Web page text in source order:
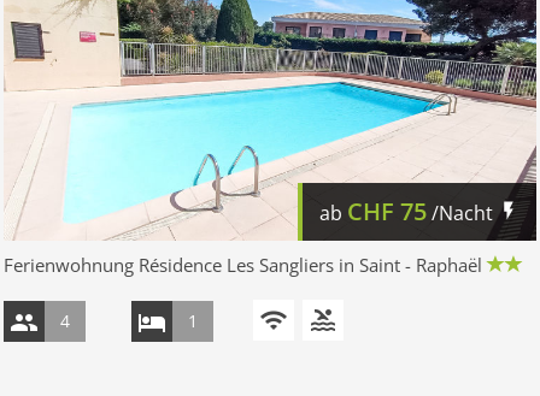
ab CHF 75/Nacht
Ferienwohnung Résidence Les Sangliers in Saint - Raphaël
4 1